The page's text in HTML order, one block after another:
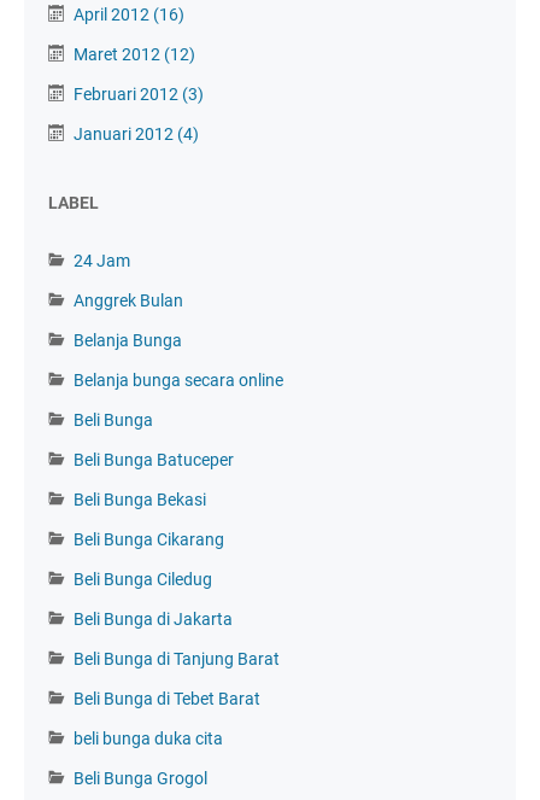
April 2012 (16)
Maret 2012 (12)
Februari 2012 (3)
Januari 2012 (4)
LABEL
24 Jam
Anggrek Bulan
Belanja Bunga
Belanja bunga secara online
Beli Bunga
Beli Bunga Batuceper
Beli Bunga Bekasi
Beli Bunga Cikarang
Beli Bunga Ciledug
Beli Bunga di Jakarta
Beli Bunga di Tanjung Barat
Beli Bunga di Tebet Barat
beli bunga duka cita
Beli Bunga Grogol